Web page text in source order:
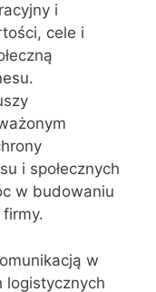
i
cele i
i społecznych
w budowaniu
w
logistycznych